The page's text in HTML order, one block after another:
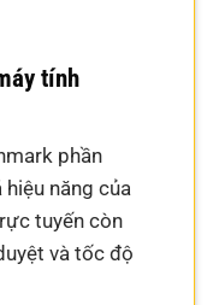
tính
phần
năng của
tuyến còn
và tốc độ